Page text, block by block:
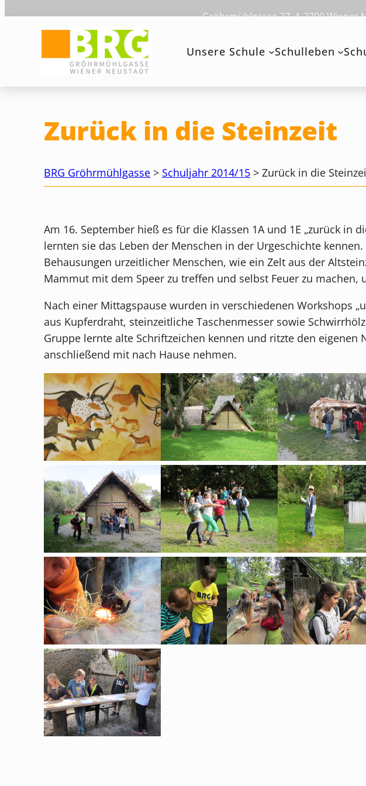
Gröhrmühlgasse 27, A-2700 Wiener
Unsere Schule Schulleben
Zurück in die Steinzeit
BRG Gröhrmühlgasse > Schuljahr 2014/15 >Zurück in die
Am 16. September hieß es für die Klassen 1A und 1E „zurück in
lernten sie das Leben der Menschen in der Urgeschichte
Behausungen urzeitlicher Menschen, wie ein Zelt aus der
Mammut mit dem Speer zu treffen und selbst Feuer zu machen,
Nach einer Mittagspause wurden in verschiedenen Workshops
aus Kupferdraht, steinzeitliche Taschenmesser sowie
Gruppe lernte alte Schriftzeichen kennen und ritzte den eigenen
anschließend mit nach Hause nehmen.